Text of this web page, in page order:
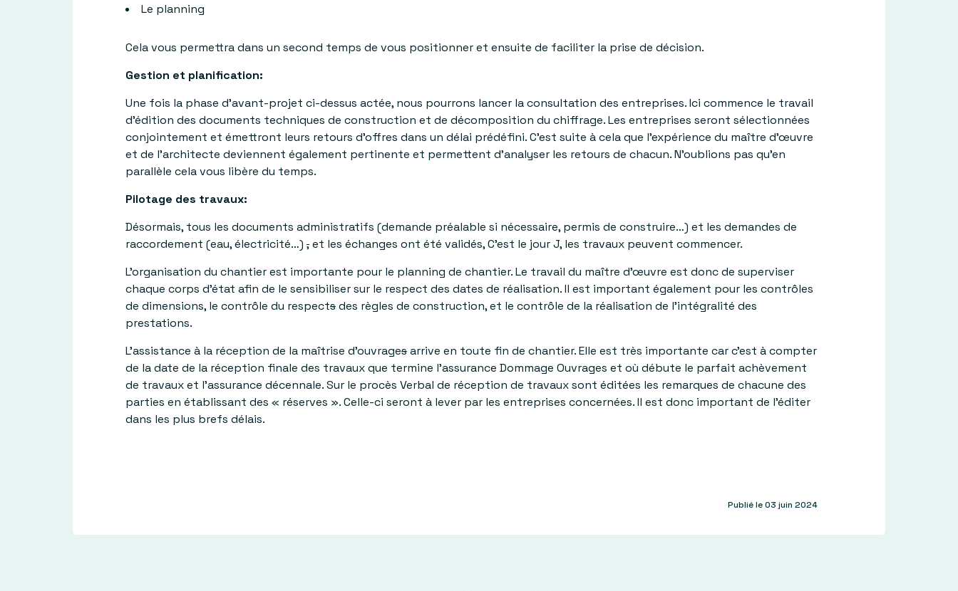
Publié le 03 juin 2024
Le planning
Cela vous permettra dans un second temps de vous positionner et ensuite de faciliter la prise de décision.
Gestion et planification:
Une fois la phase d’avant-projet ci-dessus actée, nous pourrons lancer la consultation des entreprises. Ici commence le travail
d’édition des documents techniques de construction et de décomposition du chiffrage. Les entreprises seront sélectionnées
conjointement et émettront leurs retours d’offres dans un délai prédéfini. C’est suite à cela que l’expérience du maître d’œuvre
et de l’architecte deviennent également pertinente et permettent d’analyser les retours de chacun. N’oublions pas qu’en
parallèle cela vous libère du temps.
Pilotage des travaux:
Désormais, tous les documents administratifs (demande préalable si nécessaire, permis de construire…) et les demandes de
raccordement (eau, électricité…) ,et les échanges ont été validés, C’est le jour J, les travaux peuvent commencer.
L’organisation du chantier est importante pour le planning de chantier. Le travail du maître d’œuvre est donc de superviser
chaque corps d’état afin de le sensibiliser sur le respect des dates de réalisation. Il est important également pour les contrôles
de dimensions, le contrôle du respectsdes règles de construction, et le contrôle de la réalisation de l’intégralité des
prestations.
L’assistance à la réception de la maîtrise d’ouvragesarrive en toute fin de chantier. Elle est très importante car c’est à compter
de la date de la réception finale des travaux que termine l’assurance Dommage Ouvrages et où débute le parfait achèvement
de travaux et l’assurance décennale. Sur le procès Verbal de réception de travaux sont éditées les remarques de chacune des
parties en établissant des « réserves ». Celle-ci seront à lever par les entreprises concernées. Il est donc important de l’éditer
dans les plus brefs délais.